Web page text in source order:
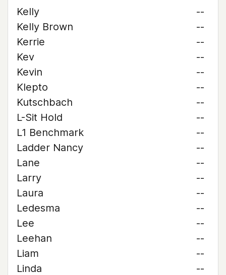
Kelly
--
Kelly Brown
--
Kerrie
--
Kev
--
Kevin
--
Klepto
--
Kutschbach
--
L-Sit Hold
--
L1 Benchmark
--
Ladder Nancy
--
Lane
--
Larry
--
Laura
--
Ledesma
--
Lee
--
Leehan
--
Liam
--
Linda
--